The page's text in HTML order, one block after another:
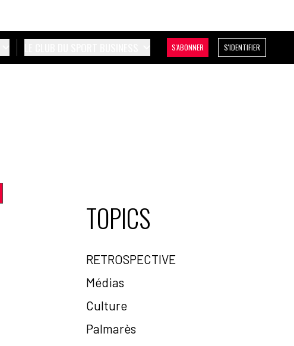
S'ABONNER S'IDENTIFIER
TOPICS
RETROSPECTIVE
Médias
Culture
Palmarès